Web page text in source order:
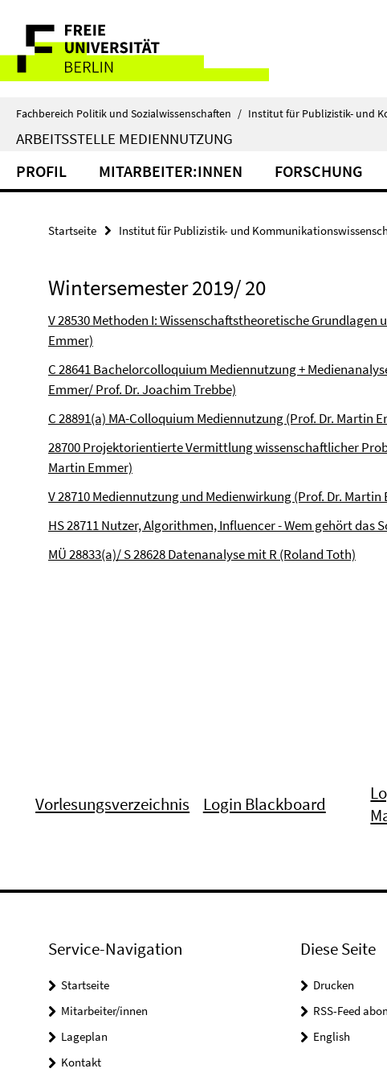
direkt
Inhalt
Service-
Navigation
Fachbereich Politik und Sozialwissenschaften / Institut für Publizistik- und
ARBEITSSTELLE MEDIENNUTZUNG
PROFIL MITARBEITER:INNEN FORSCHUNG
Startseite Institut für Publizistik- und
Wintersemester 2019/ 20
V 28530 Methoden I: Wissenschaftstheoretische Grundlagen
Emmer)
C 28641 Bachelorcolloquium Mediennutzung +
Emmer/ Prof. Dr. Joachim Trebbe)
C 28891(a) MA-Colloquium Mediennutzung (Prof. Dr. Martin
28700 Projektorientierte Vermittlung wissenschaftlicher
Martin Emmer)
V 28710 Mediennutzung und Medienwirkung (Prof. Dr. Martin
HS 28711 Nutzer, Algorithmen, Influencer - Wem gehört das
MÜ 28833(a)/ S 28628 Datenanalyse mit R (Roland Toth)
Vorlesungsverzeichnis Login Blackboard
Service-Navigation
Startseite
Mitarbeiter/innen
Lageplan
Kontakt
Diese Seite
Drucken
RSS-Feed
English